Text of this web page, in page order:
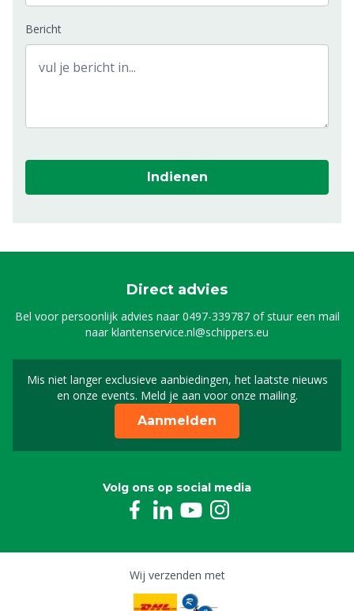
Bericht
Indienen
Direct advies
Bel voor persoonlijk advies naar0497-339787of stuur een mail
naarklantenservice.nl@schippers.eu
Mis niet langer exclusieve aanbiedingen, het laatste nieuws
en onze events. Meld je aan voor onze mailing.
Schrijf je in voor onze
Aanmelden
Volg ons op social media
Wij verzenden met